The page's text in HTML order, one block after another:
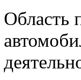
Область